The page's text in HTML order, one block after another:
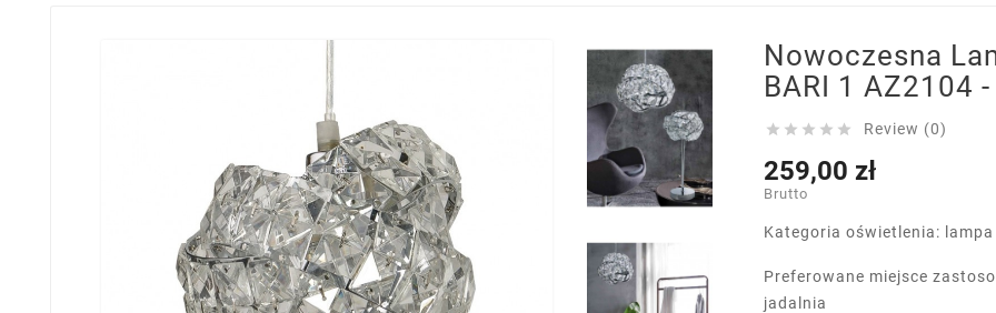
Nowoczesna
BARI 1 AZ2104
     Review (0)
259,00 zł
Brutto
Kategoria oświetlenia:
Preferowane miejsce
jadalnia